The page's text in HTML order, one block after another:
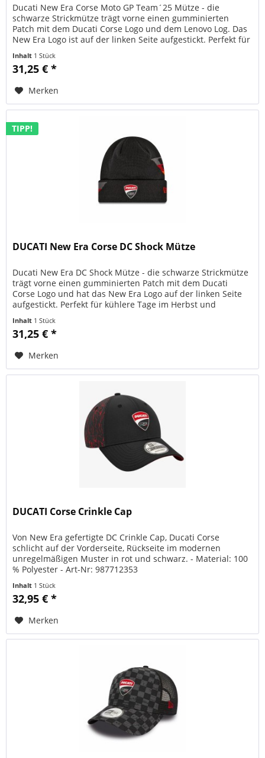
Ducati New Era Corse Moto GP Team´25 Mütze - die
schwarze Strickmütze trägt vorne einen gumminierten
Patch mit dem Ducati Corse Logo und dem Lenovo Log. Das
New Era Logo ist auf der linken Seite aufgestickt. Perfekt für
Inhalt 1 Stück
31,25 € *
Merken
TIPP!
DUCATI New Era Corse DC Shock Mütze
Ducati New Era DC Shock Mütze - die schwarze Strickmütze
trägt vorne einen gumminierten Patch mit dem Ducati
Corse Logo und hat das New Era Logo auf der linken Seite
aufgestickt. Perfekt für kühlere Tage im Herbst und
Inhalt 1 Stück
31,25 € *
Merken
DUCATI Corse Crinkle Cap
Von New Era gefertigte DC Crinkle Cap, Ducati Corse
schlicht auf der Vorderseite, Rückseite im modernen
unregelmäßigen Muster in rot und schwarz. - Material: 100
% Polyester - Art-Nr: 987712353
Inhalt 1 Stück
32,95 € *
Merken